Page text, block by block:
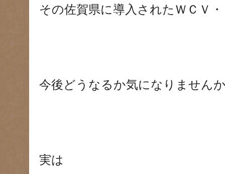
その佐賀県に導入されたＷＣＶ
今後どうなるか気になりません
実は